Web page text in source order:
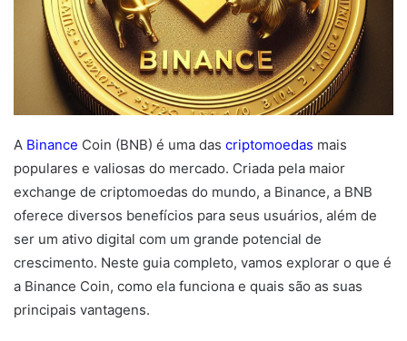
A Binance Coin (BNB) é uma das criptomoedas mais
populares e valiosas do mercado. Criada pela maior
exchange de criptomoedas do mundo, a Binance, a BNB
oferece diversos benefícios para seus usuários, além de
ser um ativo digital com um grande potencial de
crescimento. Neste guia completo, vamos explorar o que é
a Binance Coin, como ela funciona e quais são as suas
principais vantagens.